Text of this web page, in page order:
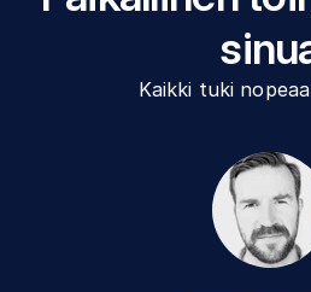
Kaikki tuki